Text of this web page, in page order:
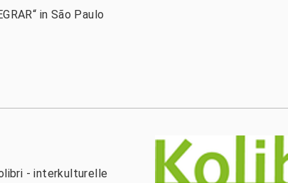
in São Paulo
- interkulturelle